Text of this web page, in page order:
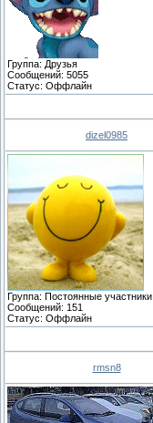
Группа: Друзья
Сообщений: 5055
Статус: Оффлайн
dizel0985
Группа: Постоянные участники
Сообщений: 151
Статус: Оффлайн
rmsn8